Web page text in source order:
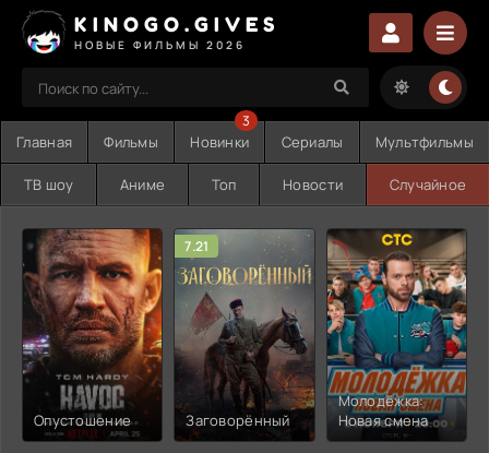
KINOGO.GIVES
НОВЫЕ ФИЛЬМЫ 2026
Главная Фильмы Новинки
3
Сериалы Мультфильмы
ТВ шоу Аниме Топ Новости Случайное
Опустошение
7.21
Заговорённый
Молодёжка:
Новая смена